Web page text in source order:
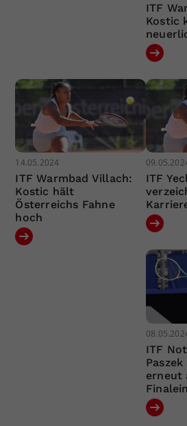
ITF
Kostic
14.05.2024
ITF Warmbad Villach:
Kostic hält
Österreichs Fahne
hoch
ITF
ITF
erneut